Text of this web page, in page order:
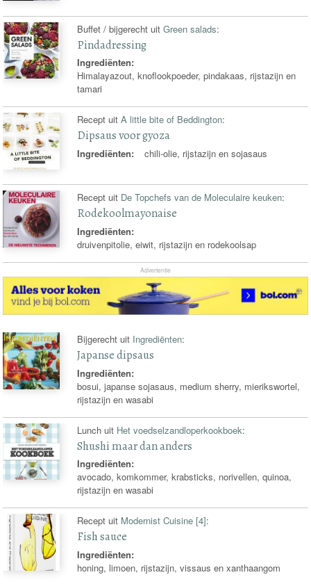
Buffet / bijgerecht uitGreen salads:
Pindadressing
Ingrediënten:
Himalayazout, knoflookpoeder, pindakaas, rijstazijn en
tamari
Recept uitA little bite of Beddington:
Dipsaus voor gyoza
Ingrediënten: chili-olie, rijstazijn en sojasaus
Recept uit De Topchefs van de Moleculaire keuken:
Rodekoolmayonaise
Ingrediënten:
druivenpitolie, eiwit, rijstazijn en rodekoolsap
Advertentie
Bijgerecht uit Ingrediënten:
Japanse dipsaus
Ingrediënten:
bosui, japanse sojasaus, medium sherry, mierikswortel,
rijstazijn en wasabi
Lunch uit Het voedselzandloperkookboek:
Shushi maar dan anders
Ingrediënten:
avocado, komkommer, krabsticks, norivellen, quinoa,
rijstazijn en wasabi
Recept uit Modernist Cuisine [4]:
Fish sauce
Ingrediënten:
honing, limoen, rijstazijn, vissaus en xanthaangom